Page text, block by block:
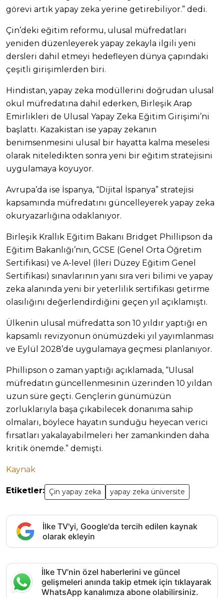
görevi artık yapay zeka yerine getirebiliyor.” dedi.
Çin’deki eğitim reformu, ulusal müfredatları
yeniden düzenleyerek yapay zekayla ilgili yeni
dersleri dahil etmeyi hedefleyen dünya çapındaki
çeşitli girişimlerden biri.
Hindistan, yapay zeka modüllerini doğrudan ulusal
okul müfredatına dahil ederken, Birleşik Arap
Emirlikleri de Ulusal Yapay Zeka Eğitim Girişimi’ni
başlattı. Kazakistan ise yapay zekanın
benimsenmesini ulusal bir hayatta kalma meselesi
olarak niteledikten sonra yeni bir eğitim stratejisini
uygulamaya koyuyor.
Avrupa’da ise İspanya, “Dijital İspanya” stratejisi
kapsamında müfredatını güncelleyerek yapay zeka
okuryazarlığına odaklanıyor.
Birleşik Krallık Eğitim Bakanı Bridget Phillipson da
Eğitim Bakanlığı’nın, GCSE (Genel Orta Öğretim
Sertifikası) ve A-level (İleri Düzey Eğitim Genel
Sertifikası) sınavlarının yanı sıra veri bilimi ve yapay
zeka alanında yeni bir yeterlilik sertifikası getirme
olasılığını değerlendirdiğini geçen yıl açıklamıştı.
Ülkenin ulusal müfredatta son 10 yıldır yaptığı en
kapsamlı revizyonun önümüzdeki yıl yayımlanması
ve Eylül 2028’de uygulamaya geçmesi planlanıyor.
Phillipson o zaman yaptığı açıklamada, “Ulusal
müfredatın güncellenmesinin üzerinden 10 yıldan
uzun süre geçti. Gençlerin günümüzün
zorluklarıyla başa çıkabilecek donanıma sahip
olmaları, böylece hayatın sunduğu heyecan verici
fırsatları yakalayabilmeleri her zamankinden daha
kritik önemde.” demişti.
Kaynak
Etiketler: Çin yapay zeka yapay zeka üniversite
İlke TV'yi, Google'da tercih edilen kaynak
olarak ekleyin
İlke TV’nin özel haberlerini ve güncel
gelişmeleri anında takip etmek için tıklayarak
WhatsApp kanalımıza abone olabilirsiniz.